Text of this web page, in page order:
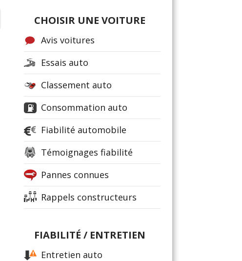
CHOISIR UNE VOITURE
Avis voitures
Essais auto
Classement auto
Consommation auto
Fiabilité automobile
Témoignages fiabilité
Pannes connues
Rappels constructeurs
FIABILITÉ / ENTRETIEN
Entretien auto